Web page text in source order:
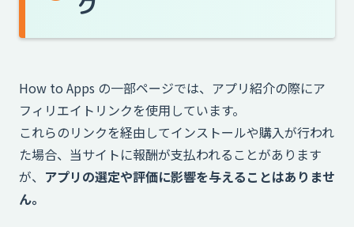
How to Apps の一部ページでは、アプリ紹介の際にア
フィリエイトリンクを使用しています。
これらのリンクを経由してインストールや購入が行われ
た場合、当サイトに報酬が支払われることがあります
が、 アプリの選定や評価に影響を与えることはありませ
ん。